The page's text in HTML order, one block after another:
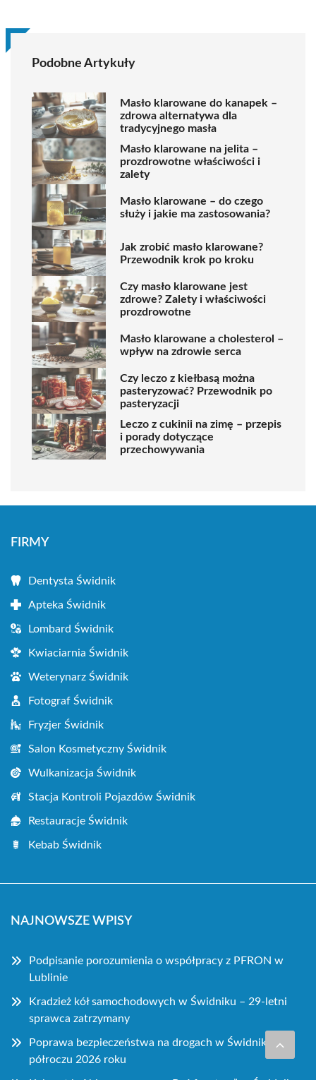
Podobne Artykuły
Masło klarowane do kanapek –
zdrowa alternatywa dla
tradycyjnego masła
Masło klarowane na jelita –
prozdrowotne właściwości i
zalety
Masło klarowane – do czego
służy i jakie ma zastosowania?
Jak zrobić masło klarowane?
Przewodnik krok po kroku
Czy masło klarowane jest
zdrowe? Zalety i właściwości
prozdrowotne
Masło klarowane a cholesterol –
wpływ na zdrowie serca
Czy leczo z kiełbasą można
pasteryzować? Przewodnik po
pasteryzacji
Leczo z cukinii na zimę – przepis
i porady dotyczące
przechowywania
FIRMY
Dentysta Świdnik
Apteka Świdnik
Lombard Świdnik
Kwiaciarnia Świdnik
Weterynarz Świdnik
Fotograf Świdnik
Fryzjer Świdnik
Salon Kosmetyczny Świdnik
Wulkanizacja Świdnik
Stacja Kontroli Pojazdów Świdnik
Restauracje Świdnik
Kebab Świdnik
NAJNOWSZE WPISY
Podpisanie porozumienia o współpracy z PFRON w
Lublinie
Kradzież kół samochodowych w Świdniku – 29-letni
sprawca zatrzymany
Poprawa bezpieczeństwa na drogach w Świdniku w I
półroczu 2026 roku